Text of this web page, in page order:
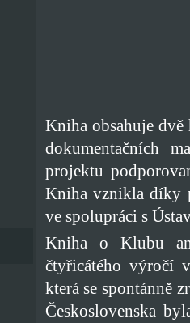
Kniha obsahuje
dokumentačních
projektu
Kniha vznikla díky
ve spolupráci s
Kniha o Klubu
čtyřicátého výročí
která se spontánně
Československa